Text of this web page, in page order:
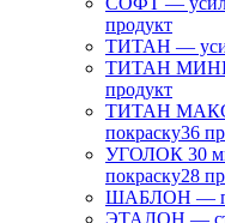
продукт
ТИТАН —
ТИТАН МИНИ
продукт
ТИТАН МАКС
покраску36
УГОЛОК 30
покраску28
ШАБЛОН —
ЭТАЛОН —